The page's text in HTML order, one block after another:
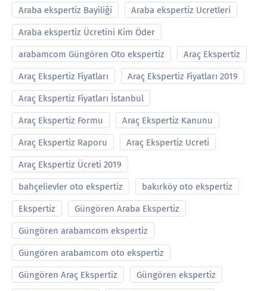
Araba ekspertiz Bayiliği Araba ekspertiz Ucretleri
Araba ekspertiz Ücretini Kim Öder
arabamcom Güngören Oto ekspertiz Araç Ekspertiz
Araç Ekspertiz Fiyatları Araç Ekspertiz Fiyatları 2019
Araç Ekspertiz Fiyatları İstanbul
Araç Ekspertiz Formu Araç Ekspertiz Kanunu
Araç Ekspertiz Raporu Araç Ekspertiz Ucreti
Araç Ekspertiz Ücreti 2019
bahçelievler oto ekspertiz bakırköy oto ekspertiz
Ekspertiz Güngören Araba Ekspertiz
Güngören arabamcom ekspertiz
Güngören arabamcom oto ekspertiz
Güngören Araç Ekspertiz Güngören ekspertiz